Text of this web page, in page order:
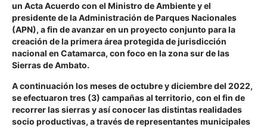
un Acta Acuerdo con el Ministro de Ambiente y el
presidente de la Administración de Parques Nacionales
(APN), a fin de avanzar en un proyecto conjunto para la
creación de la primera área protegida de jurisdicción
nacional en Catamarca, con foco en la zona sur de las
Sierras de Ambato.
A continuación los meses de octubre y diciembre del 2022,
se efectuaron tres (3) campañas al territorio, con el fin de
recorrer las sierras y así conocer las distintas realidades
socio productivas, a través de representantes municipales